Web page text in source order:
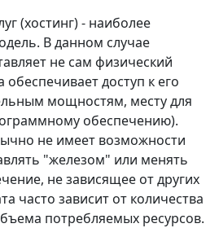
(хостинг) - наиболее
В данном случае
не сам физический
обеспечивает доступ к его
мощностям, месту для
обеспечению).
не имеет возможности
"железом" или менять
не зависящее от других
часто зависит от количества
потребляемых ресурсов.